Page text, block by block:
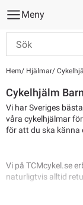
Meny
Hem Hjälmar
Cykelhjälm
Vi har Sveriges
våra cykelhjälmar
för att du ska känna
Vi på TCMcykel.se
naturligtvis alltid